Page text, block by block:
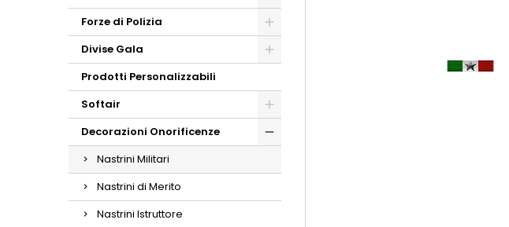
Forze di Polizia
Divise Gala
Prodotti Personalizzabili
Softair
Decorazioni Onorificenze
Nastrini Militari
Nastrini di Merito
Nastrini Istruttore